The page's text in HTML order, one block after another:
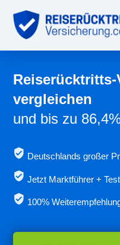
vergleichen
und bis zu
Deutschlands großer
Jetzt Marktführer +
100%